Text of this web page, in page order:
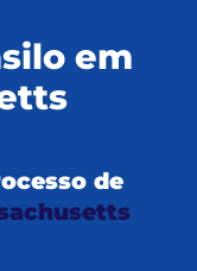
em
de